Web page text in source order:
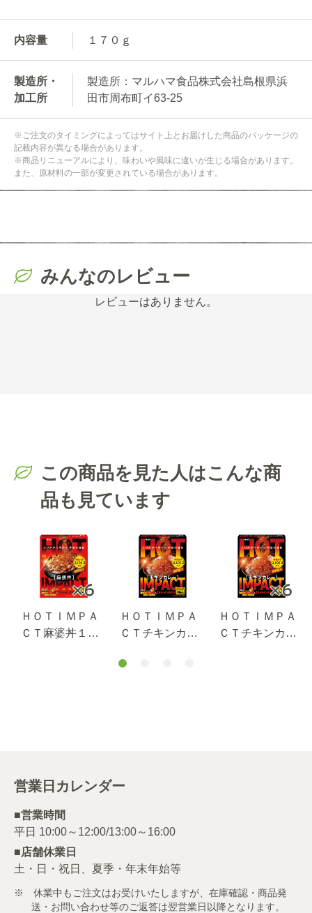
内容量 １７０ｇ
製造所・
加工所
製造所：マルハマ食品株式会社島根県浜
田市周布町イ63-25
※ご注文のタイミングによってはサイト上とお届けした商品のパッケージの
記載内容が異なる場合があります。
※商品リニューアルにより、味わいや風味に違いが生じる場合があります。
また、原材料の一部が変更されている場合があります。
みんなのレビュー
レビューはありません。
この商品を見た人はこんな商
品も見ています
ＨＯＴＩＭＰＡ
ＣＴ麻婆丼１７
ＨＯＴＩＭＰＡ
ＣＴチキンカレ
ＨＯＴＩＭＰＡ
ＣＴチキンカレ
営業日カレンダー
■営業時間
■店舗休業日
土・日・祝日、夏季・年末年始等
※ 休業中もご注文はお受けいたしますが、在庫確認・商品発
送・お問い合わせ等のご返答は翌営業日以降となります。